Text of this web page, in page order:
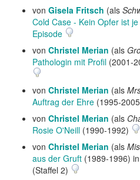
von Gisela Fritsch (als
Cold Case - Kein Opfer ist
Episode
von Christel Merian (als
Pathologin mit Profil (2001-
von Christel Merian (als
Auftrag der Ehre (1995-
von Christel Merian (als
Rosie O'Neill (1990-1992)
von Christel Merian (als
aus der Gruft (1989-1996)
(Staffel 2)